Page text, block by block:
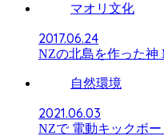
マオリ文化
2017.06.24
NZの北島を作った
自然環境
2021.06.03
NZで 電動キックボー